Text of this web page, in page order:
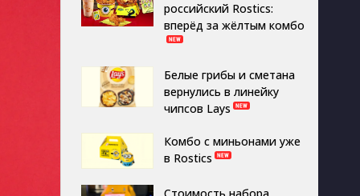
российский Rostics:
вперёд за жёлтым комбо
Белые грибы и сметана
вернулись в линейку
чипсов Lays
Комбо с миньонами уже
в Rostics
Стоимость набора